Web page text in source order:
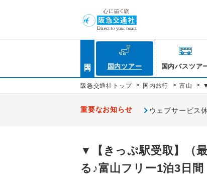
国内ツアー 国内バスツア
阪急交通社トップ > 国内旅行 > 富山 >
重要なお知らせ ウェブサービス
▼【きっぷ駅受取】（
る♪富山フリー1泊3日間